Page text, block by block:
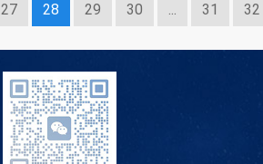
27 28 29 30 ... 31 32